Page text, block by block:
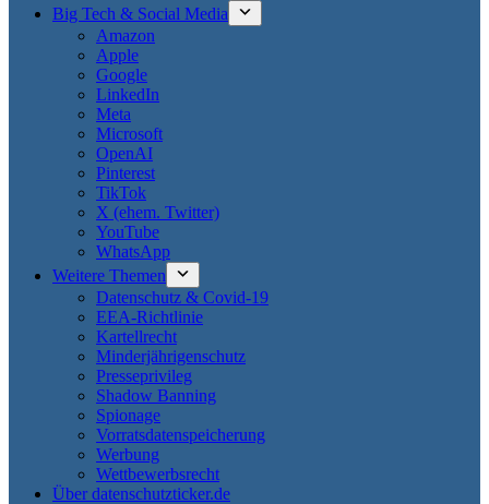
Big Tech & Social Media
Amazon
Apple
Google
LinkedIn
Meta
Microsoft
OpenAI
Pinterest
TikTok
X (ehem. Twitter)
YouTube
WhatsApp
Weitere Themen
Datenschutz & Covid-19
EEA-Richtlinie
Kartellrecht
Minderjährigenschutz
Presseprivileg
Shadow Banning
Spionage
Vorratsdatenspeicherung
Werbung
Wettbewerbsrecht
Über datenschutzticker.de